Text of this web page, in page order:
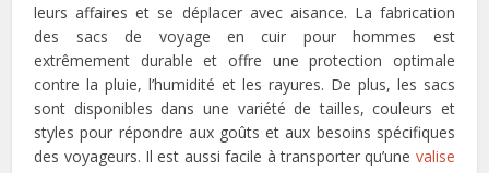
leurs affaires et se déplacer avec aisance. La fabrication
des sacs de voyage en cuir pour hommes est
extrêmement durable et offre une protection optimale
contre la pluie, l’humidité et les rayures. De plus, les sacs
sont disponibles dans une variété de tailles, couleurs et
styles pour répondre aux goûts et aux besoins spécifiques
des voyageurs. Il est aussi facile à transporter qu’une valise